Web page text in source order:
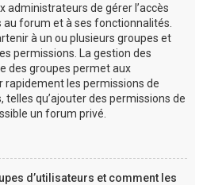
administrateurs de gérer l’accès
forum et à ses fonctionnalités.
à un ou plusieurs groupes et
permissions. La gestion des
des groupes permet aux
les permissions de
qu’ajouter des permissions de
un forum privé.
d’utilisateurs et comment les